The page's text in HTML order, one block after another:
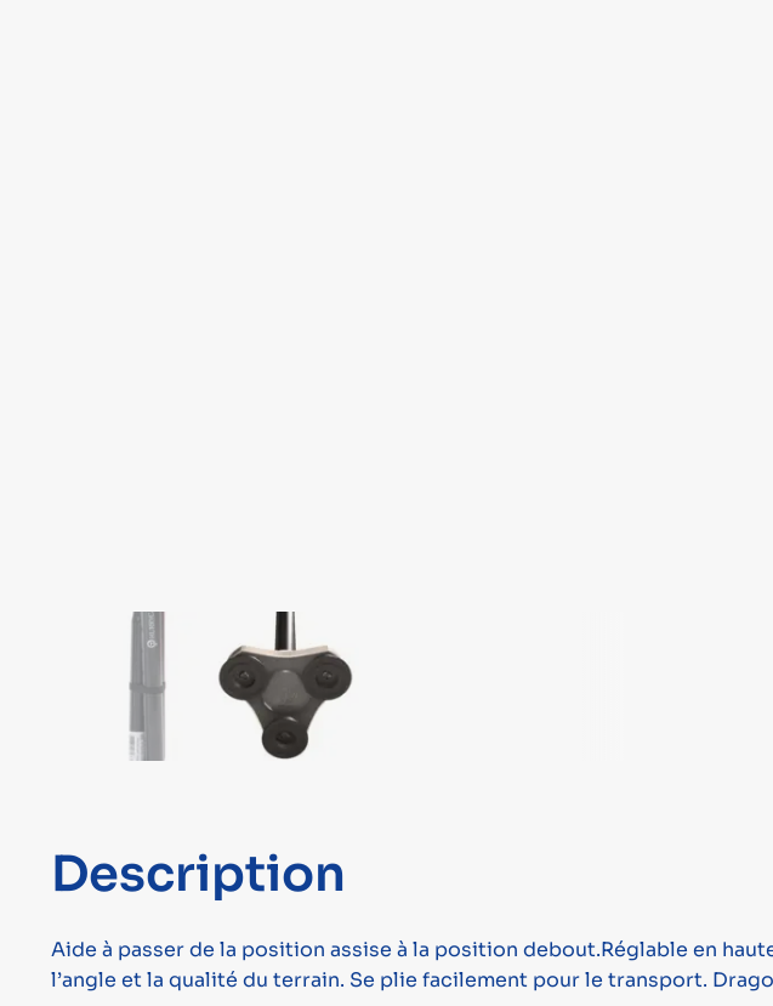
Description
Aide à passer de la position assise à la position debout.Réglable en
l’angle et la qualité du terrain. Se plie facilement pour le transport.